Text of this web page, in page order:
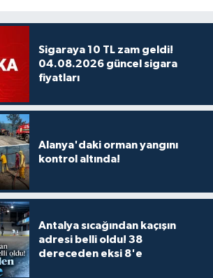
Sigaraya 10 TL zam geldi!
04.08.2026 güncel sigara
fiyatları
Alanya'daki orman yangını
kontrol altında!
Antalya sıcağından kaçışın
adresi belli oldu! 38
dereceden eksi 8'e